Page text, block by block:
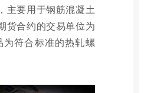
主要用于钢筋混凝土
货合约的交易单位为
符合标准的热轧螺